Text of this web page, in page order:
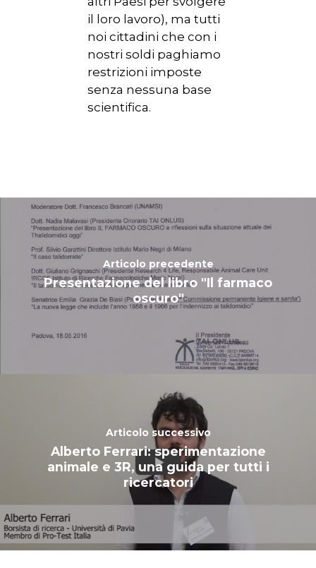
il loro lavoro), ma tutti
noi cittadini che con i
nostri soldi paghiamo
restrizioni imposte
senza nessuna base
scientifica.
Articolo precedente
Presentazione del libro "Il farmaco
oscuro"
Articolo successivo
Alberto Ferrari: sperimentazione
animale e 3R, una guida per tutti i
ricercatori